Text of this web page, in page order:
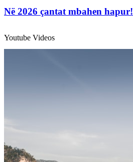
Në 2026 çantat mbahen hapur!
Youtube Videos